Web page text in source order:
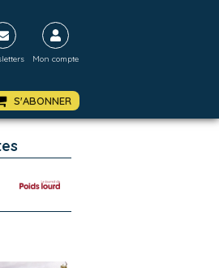
Mon compte
S'ABONNER